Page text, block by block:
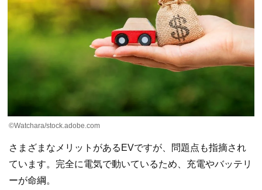
©Watchara/stock.adobe.com
さまざまなメリットがあるEVですが、問題点も指摘され
ています。完全に電気で動いているため、充電やバッテリ
ーが命綱。